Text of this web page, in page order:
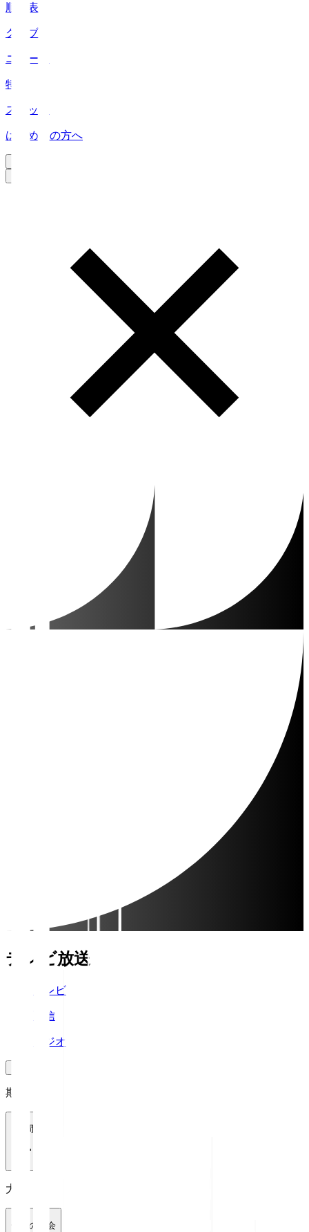
順位表
クラブ
ニュース
特集
スタッツ
はじめての方へ
テレビ放送
テレビ
配信
ラジオ
期間
1週間
大会
全ての大会